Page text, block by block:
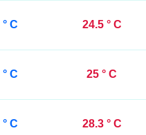
C 24.5 ° C
C 25 ° C
C 28.3 ° C